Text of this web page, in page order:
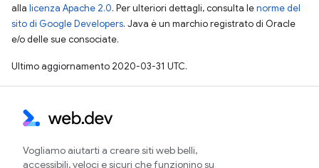
alla licenza Apache 2.0. Per ulteriori dettagli, consulta lenorme del
sito di Google Developers. Java è un marchio registrato di Oracle
e/o delle sue consociate.
Ultimo aggiornamento 2020-03-31 UTC.
Vogliamo aiutarti a creare siti web belli,
accessibili, veloci e sicuri che funzionino su